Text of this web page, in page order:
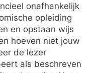
onafhankelijk
opleiding
en opstaan wijs
hoeven niet jouw
de lezer
als beschreven